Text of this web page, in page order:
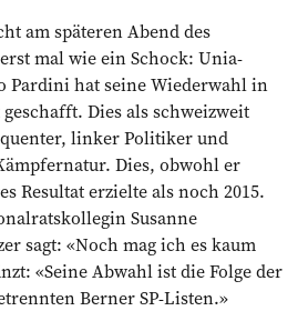
am späteren Abend des
mal wie ein Schock: Unia-
Pardini hat seine Wiederwahl in
Dies als schweizweit
linker Politiker und
Dies, obwohl er
Resultat erzielte als noch 2015.
Susanne
sagt: «Noch mag ich es kaum
«Seine Abwahl ist die Folge der
Berner SP-Listen.»